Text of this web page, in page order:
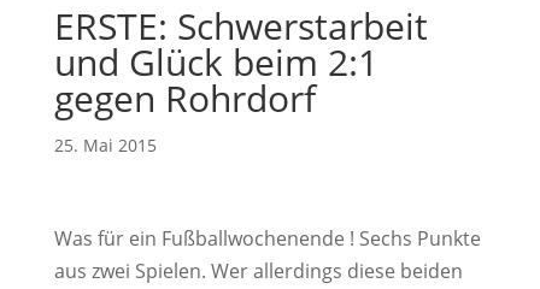
ERSTE: Schwerstarbeit
und Glück beim 2:1
gegen Rohrdorf
25. Mai 2015
Was für ein Fußballwochenende ! Sechs Punkte
aus zwei Spielen. Wer allerdings diese beiden